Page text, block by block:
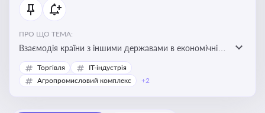
ПРО ЩО ТЕМА:
Взаємодія країни з іншими державами в економічній
сфері, включаючи експорт та імпорт товарів і послуг,
міжнародні фінансові операції, інвестиції, торгівлю,
Торгівля
IT-індустрія
Агропромисловий комплекс
+2